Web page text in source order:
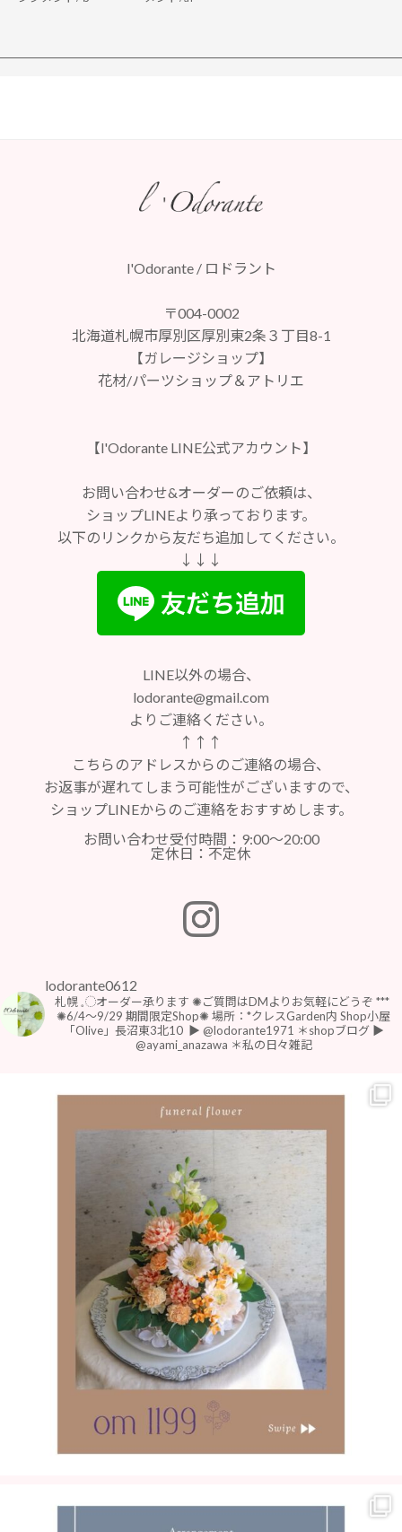
l'Odorante / ロドラント
〒004-0002
北海道札幌市厚別区厚別東2条３丁目8-1
【ガレージショップ】
花材/パーツショップ＆アトリエ
【l'Odorante LINE公式アカウント】
お問い合わせ&オーダーのご依頼は、
ショップLINEより承っております。
以下のリンクから友だち追加してください。
↓↓↓
LINE以外の場合、
lodorante@gmail.com
よりご連絡ください。
↑↑↑
こちらのアドレスからのご連絡の場合、
お返事が遅れてしまう可能性がございますので、
ショップLINEからのご連絡をおすすめします。
お問い合わせ受付時間：9:00～20:00
定休日：不定休
lodorante0612
札幌 𓈒◌オーダー承ります ✺ご質問はDMよりお気軽にどうぞ ***
⁡✺6/4〜9/29 期間限定Shop✺ 場所：*クレスGarden内 Shop小屋
「Olive」長沼東3北10⁡ ▶︎ @lodorante1971 ＊shopブログ ▶︎
@ayami_anazawa ＊私の日々雑記